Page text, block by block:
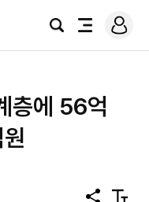
검
전
로
그
층에 56억